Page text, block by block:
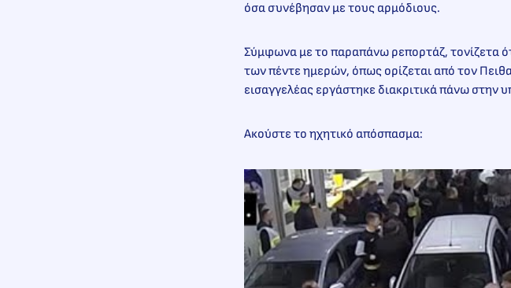
όσα συνέβησαν με τους αρμόδιους.
Σύμφωνα με το παραπάνω ρεπορτάζ, τονίζετα
των πέντε ημερών, όπως ορίζεται από τον
εισαγγελέας εργάστηκε διακριτικά πάνω στην
Ακούστε το ηχητικό απόσπασμα: